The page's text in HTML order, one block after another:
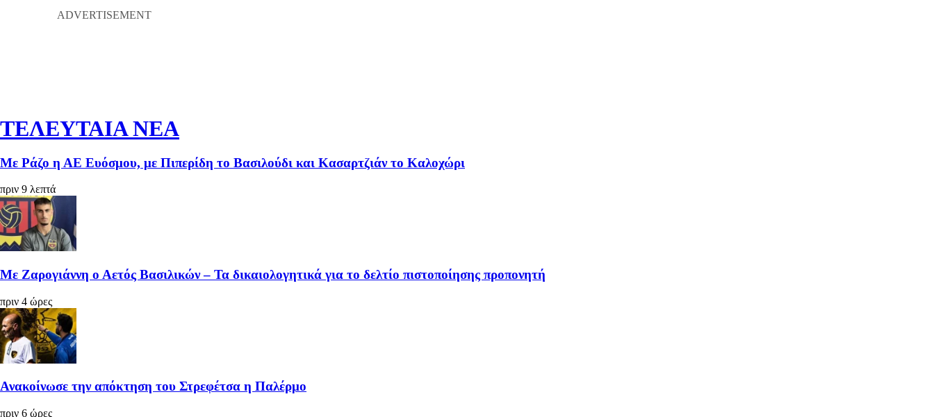
ΤΕΛΕΥΤΑΙΑ ΝΕΑ
Με Ράζο η ΑΕ Ευόσμου, με Πιπερίδη το Βασιλούδι και Κασαρτζιάν το Καλοχώρι
πριν 9 λεπτά
Με Ζαρογιάννη ο Αετός Βασιλικών – Τα δικαιολογητικά για το δελτίο πιστοποίησης προπονητή
πριν 4 ώρες
Ανακοίνωσε την απόκτηση του Στρεφέτσα η Παλέρμο
πριν 6 ώρες